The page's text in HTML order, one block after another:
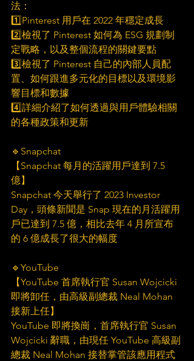
法：
1️⃣Pinterest 用戶在 2022 年穩定成長
2️⃣檢視了 Pinterest 如何為 ESG 規劃制
定戰略，以及整個流程的關鍵要點
3️⃣檢視了 Pinterest 自己的內部人員配
置、如何跟進多元化的目標以及環境影
響目標和數據
4️⃣詳細介紹了如何透過與用戶體驗相關
的各種政策和更新
🔹Snapchat
【Snapchat 每月的活躍用戶達到 7.5
億】
Snapchat 今天舉行了 2023 Investor
Day，頭條新聞是 Snap 現在的月活躍用
戶已達到 7.5 億，相比去年 4 月所宣布
的 6 億成長了很大的幅度
🔹YouTube
【YouTube 首席執行官 Susan Wojcicki
即將卸任，由高級副總裁 Neal Mohan
接新上任】
YouTube 即將換崗，首席執行官 Susan
Wojcicki 辭職，由現任 YouTube 高級副
總裁 Neal Mohan 接替掌管該應用程式